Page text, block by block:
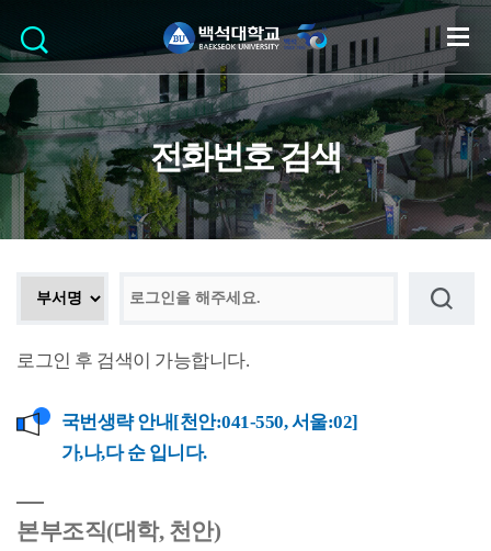
전화번호 검색
로그인 후 검색이 가능합니다.
국번생략 안내[천안:041-550, 서울:02]
가,나,다 순 입니다.
본부조직(대학, 천안)